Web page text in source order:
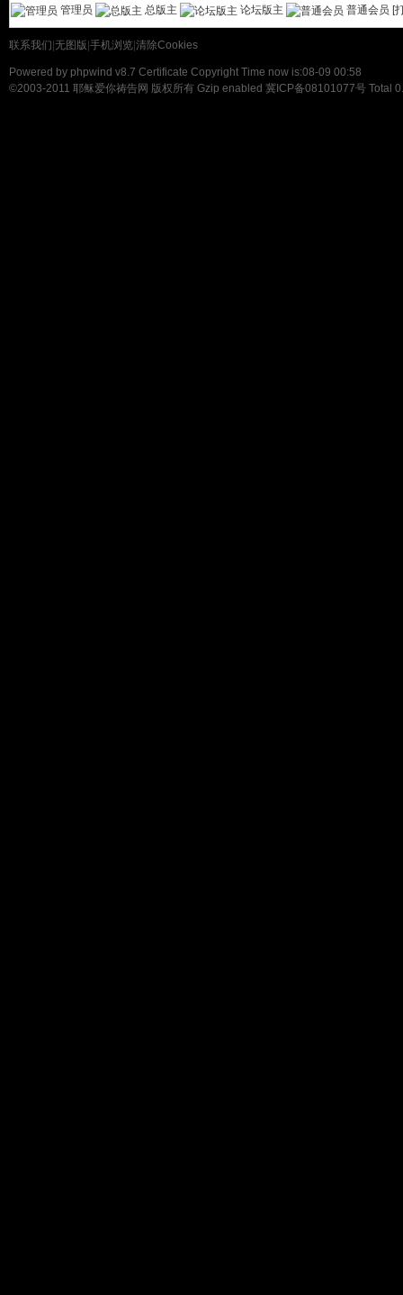
管理员 总版主 论坛版主 普通会员 [
联系我们 无图版 手机浏览 清除Cookies
Powered by phpwind v8.7 Certificate Copyright Time now is:08-09 00:58
©2003-2011 耶稣爱你祷告网 版权所有 Gzip enabled 冀ICP备08101077号 Total